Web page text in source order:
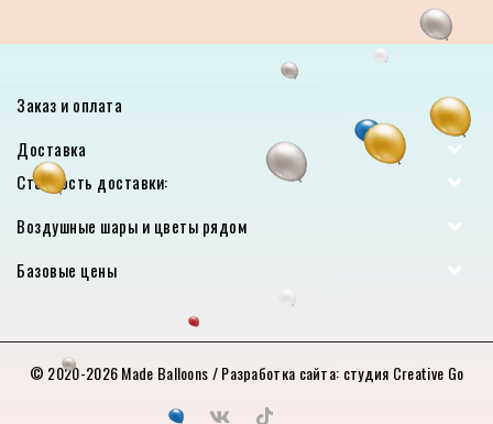
Заказ и оплата
Доставка
Стоимость доставки:
Воздушные шары и цветы рядом
Базовые цены
© 2020-2026Made Balloons/ Разработка сайта: студия Creative Go